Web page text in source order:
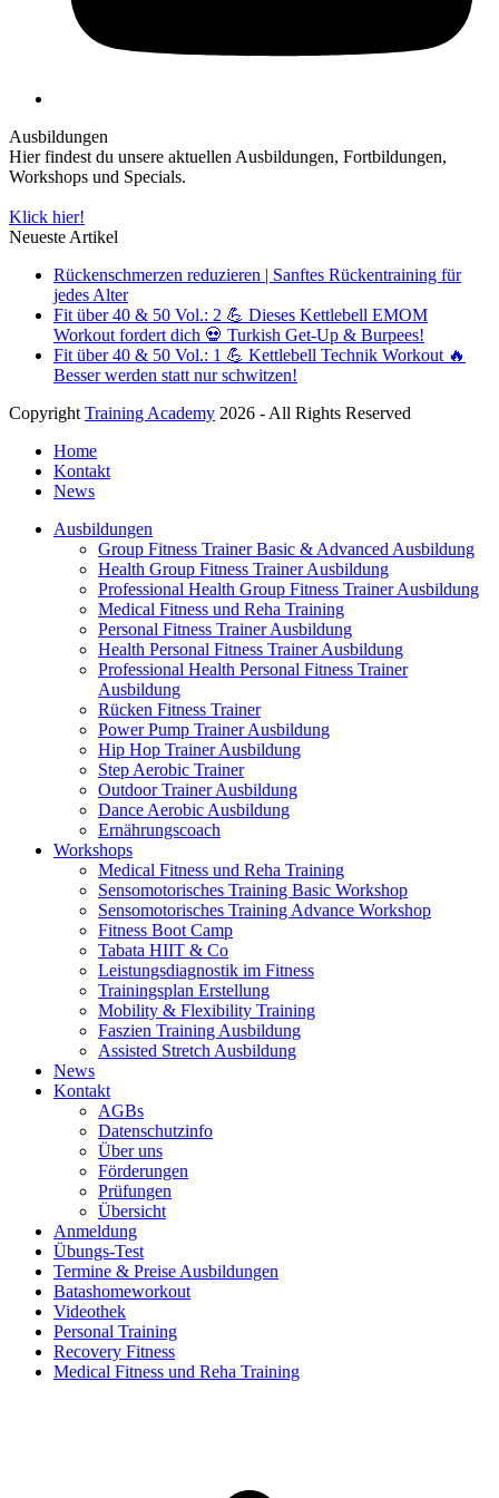
Ausbildungen
Hier findest du unsere aktuellen Ausbildungen, Fortbildungen,
Workshops und Specials.
Klick hier!
Neueste Artikel
Rückenschmerzen reduzieren | Sanftes Rückentraining für
jedes Alter
Fit über 40 & 50 Vol.: 2 💪 Dieses Kettlebell EMOM
Workout fordert dich 💀 Turkish Get-Up & Burpees!
Fit über 40 & 50 Vol.: 1 💪 Kettlebell Technik Workout 🔥
Besser werden statt nur schwitzen!
Copyright Training Academy 2026 - All Rights Reserved
Home
Kontakt
News
Ausbildungen
Group Fitness Trainer Basic & Advanced Ausbildung
Health Group Fitness Trainer Ausbildung
Professional Health Group Fitness Trainer Ausbildung
Medical Fitness und Reha Training
Personal Fitness Trainer Ausbildung
Health Personal Fitness Trainer Ausbildung
Professional Health Personal Fitness Trainer
Ausbildung
Rücken Fitness Trainer
Power Pump Trainer Ausbildung
Hip Hop Trainer Ausbildung
Step Aerobic Trainer
Outdoor Trainer Ausbildung
Dance Aerobic Ausbildung
Ernährungscoach
Workshops
Medical Fitness und Reha Training
Sensomotorisches Training Basic Workshop
Sensomotorisches Training Advance Workshop
Fitness Boot Camp
Tabata HIIT & Co
Leistungsdiagnostik im Fitness
Trainingsplan Erstellung
Mobility & Flexibility Training
Faszien Training Ausbildung
Assisted Stretch Ausbildung
News
Kontakt
AGBs
Datenschutzinfo
Über uns
Förderungen
Prüfungen
Übersicht
Anmeldung
Übungs-Test
Termine & Preise Ausbildungen
Batashomeworkout
Videothek
Personal Training
Recovery Fitness
Medical Fitness und Reha Training